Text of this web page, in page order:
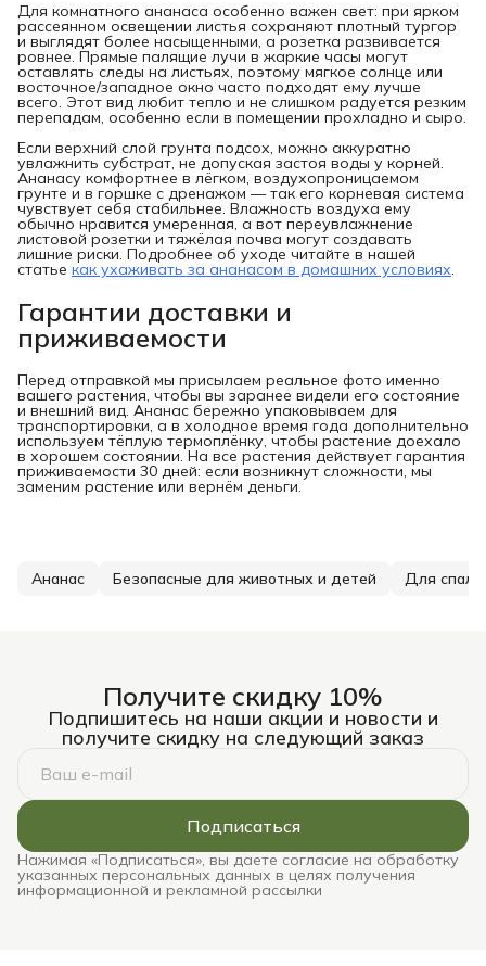
Для комнатного ананаса особенно важен свет: при ярком
рассеянном освещении листья сохраняют плотный тургор
и выглядят более насыщенными, а розетка развивается
ровнее. Прямые палящие лучи в жаркие часы могут
оставлять следы на листьях, поэтому мягкое солнце или
восточное/западное окно часто подходят ему лучше
всего. Этот вид любит тепло и не слишком радуется резким
перепадам, особенно если в помещении прохладно и сыро.
Если верхний слой грунта подсох, можно аккуратно
увлажнить субстрат, не допуская застоя воды у корней.
Ананасу комфортнее в лёгком, воздухопроницаемом
грунте и в горшке с дренажом — так его корневая система
чувствует себя стабильнее. Влажность воздуха ему
обычно нравится умеренная, а вот переувлажнение
листовой розетки и тяжёлая почва могут создавать
лишние риски. Подробнее об уходе читайте в нашей
статье как ухаживать за ананасом в домашних условиях.
Гарантии доставки и
приживаемости
Перед отправкой мы присылаем реальное фото именно
вашего растения, чтобы вы заранее видели его состояние
и внешний вид. Ананас бережно упаковываем для
транспортировки, а в холодное время года дополнительно
используем тёплую термоплёнку, чтобы растение доехало
в хорошем состоянии. На все растения действует гарантия
приживаемости 30 дней: если возникнут сложности, мы
заменим растение или вернём деньги.
Ананас Безопасные для животных и детей Для
Получите скидку 10%
Подпишитесь на наши акции и новости и
получите скидку на следующий заказ
Подписаться
Нажимая «Подписаться», вы даете согласие на обработку
указанных персональных данных в целях получения
информационной и рекламной рассылки